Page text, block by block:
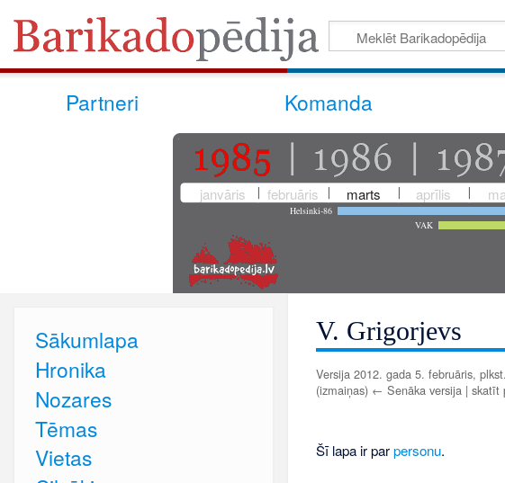
Partneri Komanda
janvāris februāris marts aprīlis
Helsinki-86
VAK
V. Grigorjevs
Versija 2012. gada 5. februāris,
(izmaiņas) ← Senāka versija | skatīt
Šī lapa ir parpersonu.
Sākumlapa
Hronika
Nozares
Tēmas
Vietas